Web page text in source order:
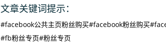
文章关键词提示：
#facebook公共主页粉丝购买#facebook粉丝购买
#fb粉丝专页#粉丝专页